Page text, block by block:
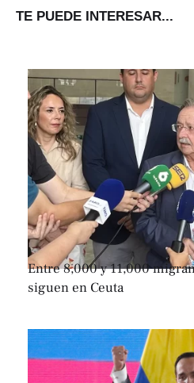
TE PUEDE INTERESAR...
Entre 8,000 y 11,000
siguen en Ceuta